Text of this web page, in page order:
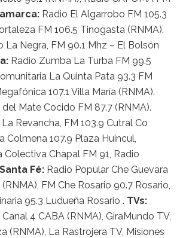
Radio El Algarrobo FM 105.3
FM 106.5 Tinogasta (RNMA).
La Negra, FM 90.1 Mhz – El Bolsón
Radio Zumba La Turba FM 99.5
La Quinta Pata 93.3 FM
107.1 Villa María (RNMA).
del Mate Cocido FM 87.7 (RNMA).
Revancha, FM 103.9 Cutral Co
Colmena 107.9 Plaza Huincul,
Colectiva Chapal FM 91, Radio
Santa Fé: Radio Popular Che Guevara
FM Che Rosario 90.7 Rosario,
95.3 Ludueña Rosario . TVs:
4 CABA (RNMA), GiraMundo TV,
(RNMA), La Rastrojera TV, Misiones